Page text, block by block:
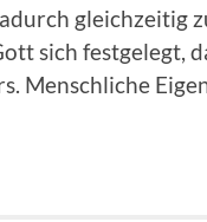
gleichzeitig
sich festgelegt,
Menschliche